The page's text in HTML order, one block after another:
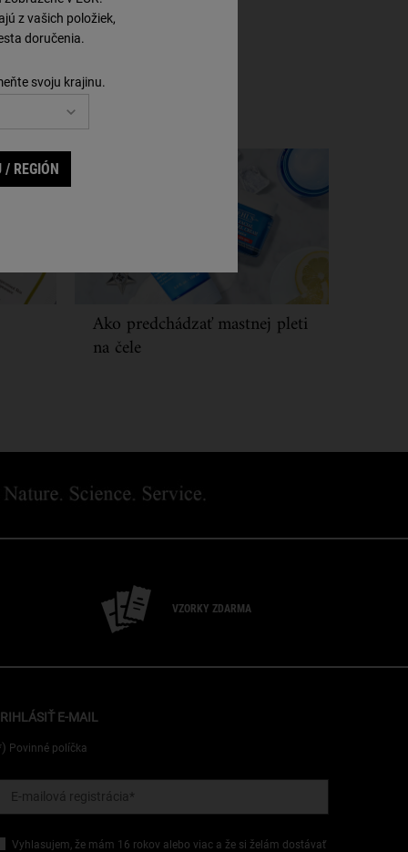
Ako predchádzať mastnej pleti
na čele
VZORKY ZDARMA
E-MAIL
Povinné políčka
E-mailová registrácia *
Vyhlasujem, že mám 16 rokov alebo viac a že si želám dostávať
z vašich položiek,
doručenia.
svoju krajinu.
REGIÓN